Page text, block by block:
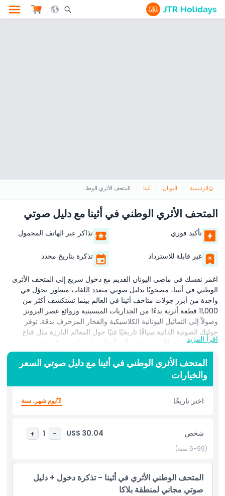
Search Opener Icon
الرئيسية اليونان أثينا المتحف الأثري الوطني في أثينا مع دليل صوتي
المتحف الأثري الوطني في أثينا مع دليل صوتي
تأكيد فوري تذاكر عبر الهاتف المحمول
غير قابلة للاسترداد تذكرة بتاريخ محدد
اغمر نفسك في ماضي اليونان القديم مع دخول سريع إلى المتحف الأثري
الوطني في أثينا، مصحوبًا بدليل صوتي متعدد اللغات متطور. تجوّل في
واحدة من أبرز جولات متاحف أثينا في العالم بينما تستكشف أكثر من
11,000 قطعة أثرية بدءًا من الجداريات الميسينية وروائع عصر البرونز
وصولاً إلى التماثيل اليونانية الكلاسيكية والفخار المزخرف بدقة. توفر
جولتك الصوتية الذاتية سياقًا تاريخيًا غنيًا حول المعالم البارزة مثل قناع
أغاممنون، برونز الأرتميسيوم، وآلية أنتيكيثيرا، مما يحيي كل معرض
بتعليقات خبراء. اكتشف تطور الدين اليوناني القديم والأساطير والحياة
اليومية أثناء تنقلك بين صالات فسيحة مخصصة للفترات ما قبل التاريخية
والهندسية والقديمة والهلنستية. تأمل التماثيل الضخمة والنقوش الجنائزية
قبل أن تتوقف في بهو المتحف الحديث، وهو مكان يستحق النشر على
إنستغرام تحت النوافذ العلوية الشاهقة. مثالي لعشاق التاريخ، والمسافرين
الثقافيين، والأنشطة العائلية، تضمن لك هذه التجربة الصوتية الغامرة ألا
أبرز المعالم
المتضمنات
اقرأ المزيد
المتحف الأثري الوطني في أثينا مع دليل صوتي السعر
والخيارات
اختر تاريخًا يوم شهر، سنة
شخص US$ 30.04
-
1
+
(6-99 سنة)
المتحف الوطني الأثري في أثينا - تذكرة دخول + دليل
صوتي مجاني لمنطقة بلاكا